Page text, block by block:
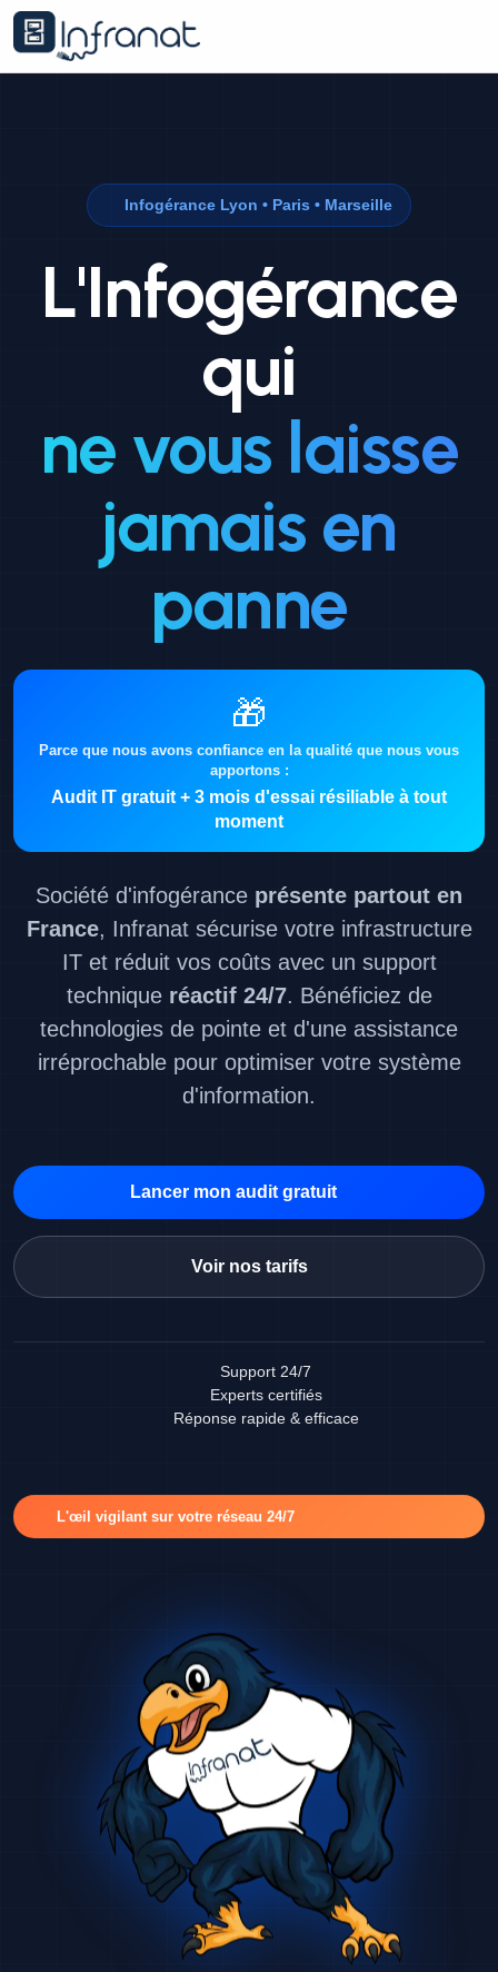
Infogérance Lyon • Paris • Marseille
L'Infogérance
qui
ne vous laisse
jamais en
panne
🎁
Parce que nous avons confiance en la qualité que nous vous
apportons :
Audit IT gratuit + 3 mois d'essai résiliable à tout
moment
Société d'infogérance présente partout en
France, Infranat sécurise votre infrastructure
IT et réduit vos coûts avec un support
technique réactif 24/7. Bénéficiez de
technologies de pointe et d'une assistance
irréprochable pour optimiser votre système
d'information.
Lancer mon audit gratuit
Voir nos tarifs
Support 24/7
Experts certifiés
Réponse rapide & efficace
L'œil vigilant sur votre réseau 24/7